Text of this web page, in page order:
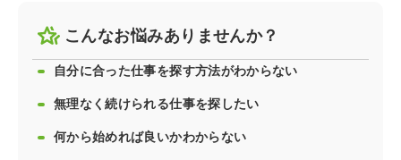
こんなお悩みありませんか？
自分に合った仕事を探す方法がわからない
無理なく続けられる仕事を探したい
何から始めれば良いかわからない